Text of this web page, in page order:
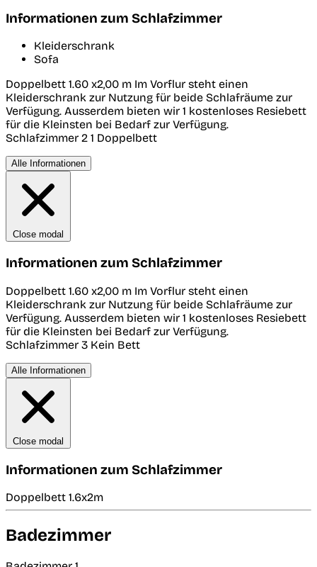
Informationen zum Schlafzimmer
Kleiderschrank
Sofa
Doppelbett 1.60 x2,00 m Im Vorflur steht einen
Kleiderschrank zur Nutzung für beide Schlafräume zur
Verfügung. Ausserdem bieten wir 1 kostenloses Resiebett
für die Kleinsten bei Bedarf zur Verfügung.
Schlafzimmer 2 1 Doppelbett
Alle Informationen
Close modal
Informationen zum Schlafzimmer
Doppelbett 1.60 x2,00 m Im Vorflur steht einen
Kleiderschrank zur Nutzung für beide Schlafräume zur
Verfügung. Ausserdem bieten wir 1 kostenloses Resiebett
für die Kleinsten bei Bedarf zur Verfügung.
Schlafzimmer 3 Kein Bett
Alle Informationen
Close modal
Informationen zum Schlafzimmer
Doppelbett 1.6x2m
Badezimmer